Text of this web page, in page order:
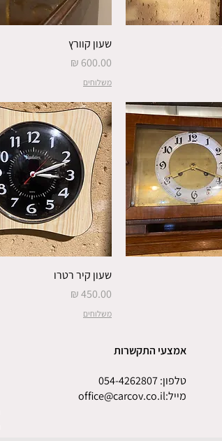
שעון קוורץ
מחיר
משלוחים
שעון קיר רטרו
מחיר
משלוחים
אמצעי התקשרות
טלפון:054-4262807
מייל:
office@carcov.co.il